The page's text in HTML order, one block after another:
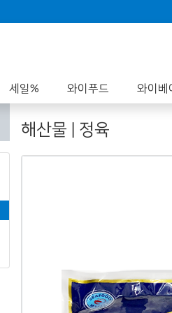
세일% 와이푸드 와이베
해산물 | 정육